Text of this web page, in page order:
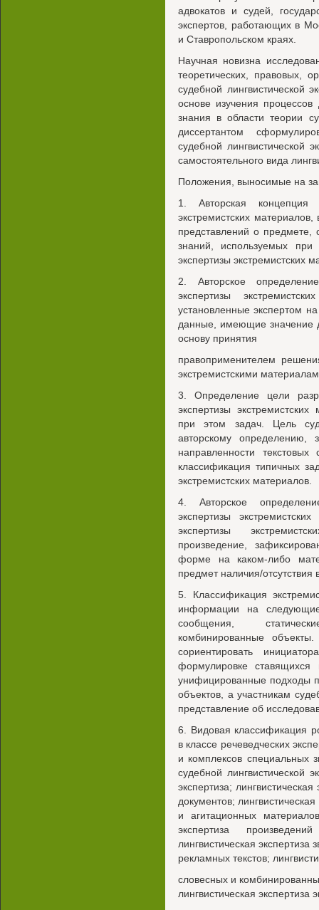
адвокатов и судей,
экспертов, работающих в
и Ставропольском краях.
Научная новизна
теоретических, правовых,
судебной лингвистической
основе изучения
знания в области теории
диссертантом
судебной лингвистической
самостоятельного вида
Положения, выносимые на
1. Авторская концепция
экстремистских
представлений о предмете,
знаний, используемых при
экспертизы экстремистских
2. Авторское
экспертизы
установленные экспертом
данные, имеющие значение
основу принятия
правоприменителем
экстремистскими
3. Определение цели
экспертизы
при этом задач. Цель
авторскому определению,
направленности
классификация типичных
экстремистских материалов.
4. Авторское
экспертизы
экспертизы
произведение,
форме на каком-либо
предмет наличия/
5. Классификация
информации на
сообщения,
комбинированные
сориентировать
формулировке ставящихся
унифицированные подходы
объектов, а участникам
представление об
6. Видовая классификация
в классе речеведческих
и комплексов специальных
судебной лингвистической
экспертиза;
документов;
и агитационных
экспертиза
лингвистическая экспертиза
рекламных текстов;
словесных и
лингвистическая экспертиза